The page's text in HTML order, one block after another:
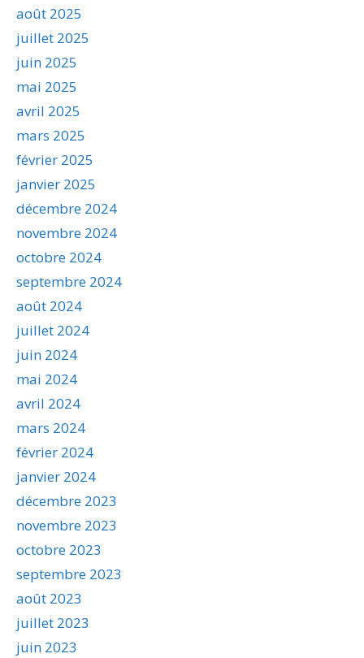
août 2025
juillet 2025
juin 2025
mai 2025
avril 2025
mars 2025
février 2025
janvier 2025
décembre 2024
novembre 2024
octobre 2024
septembre 2024
août 2024
juillet 2024
juin 2024
mai 2024
avril 2024
mars 2024
février 2024
janvier 2024
décembre 2023
novembre 2023
octobre 2023
septembre 2023
août 2023
juillet 2023
juin 2023